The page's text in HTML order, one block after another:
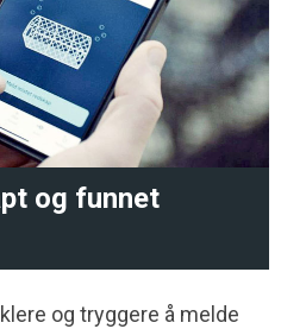
og funnet
og tryggere å melde